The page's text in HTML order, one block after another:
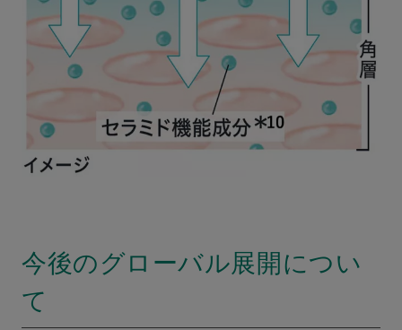
今後のグローバル展開につい
て